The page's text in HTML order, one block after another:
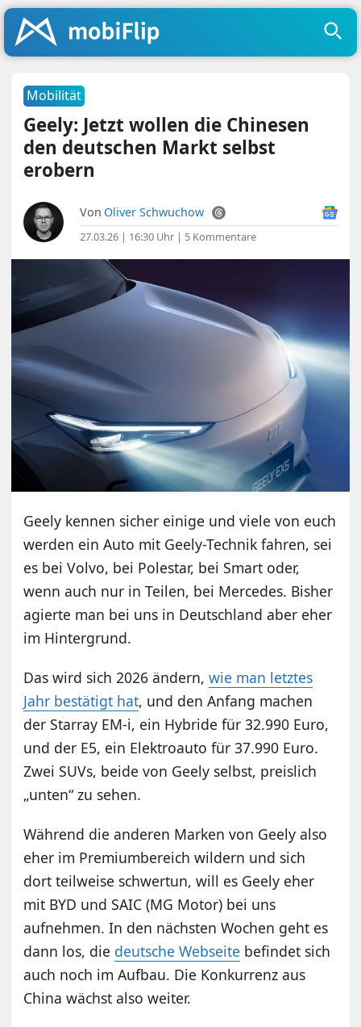
Mobilität
Geely: Jetzt wollen die Chinesen
den deutschen Markt selbst
erobern
Von Oliver Schwuchow
27.03.26 | 16:30 Uhr | 5 Kommentare
Geely kennen sicher einige und viele von euch
werden ein Auto mit Geely-Technik fahren, sei
es bei Volvo, bei Polestar, bei Smart oder,
wenn auch nur in Teilen, bei Mercedes. Bisher
agierte man bei uns in Deutschland aber eher
im Hintergrund.
Das wird sich 2026 ändern,wie man letztes
Jahr bestätigt hat, und den Anfang machen
der Starray EM-i, ein Hybride für 32.990 Euro,
und der E5, ein Elektroauto für 37.990 Euro.
Zwei SUVs, beide von Geely selbst, preislich
„unten“ zu sehen.
Während die anderen Marken von Geely also
eher im Premiumbereich wildern und sich
dort teilweise schwertun, will es Geely eher
mit BYD und SAIC (MG Motor) bei uns
aufnehmen. In den nächsten Wochen geht es
dann los, die deutsche Webseite befindet sich
auch noch im Aufbau. Die Konkurrenz aus
China wächst also weiter.